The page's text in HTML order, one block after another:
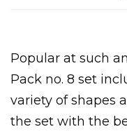
Popular at such
Pack no. 8 set
variety of shapes
the set with the